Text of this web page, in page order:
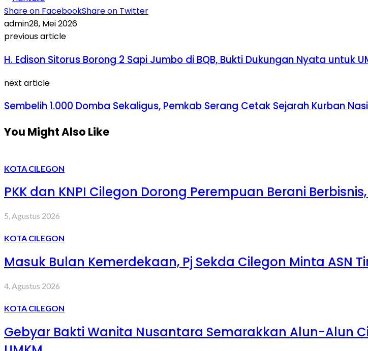
Share on FacebookShare on Twitter
admin28, Mei 2026
previous article
H. Edison Sitorus Borong 2 Sapi Jumbo di BQB, Bukti Dukungan Nyata untuk
next article
Sembelih 1.000 Domba Sekaligus, Pemkab Serang Cetak Sejarah Kurban
You Might Also Like
KOTA CILEGON
PKK dan KNPI Cilegon Dorong Perempuan Berani
5, Agustus 2026
KOTA CILEGON
Masuk Bulan Kemerdekaan, Pj Sekda Cilegon Minta ASN
4, Agustus 2026
KOTA CILEGON
Gebyar Bakti Wanita Nusantara Semarakkan Alun-Alun